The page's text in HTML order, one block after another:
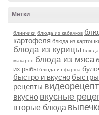
Метки
блинчики блюда из кабачков
картофеля блюда из
блюда из курицы блюда
макарон блюда из мяса
из рыбы блюда из фарша
быстро и вкусно
рецепты
вкусно вкусные
вторые блюда